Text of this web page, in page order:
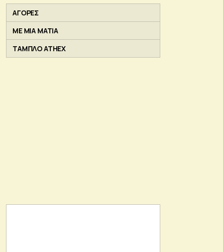
ΑΓΟΡΕΣ
ΜΕ ΜΙΑ ΜΑΤΙΑ
ΤΑΜΠΛΟ ATHEX